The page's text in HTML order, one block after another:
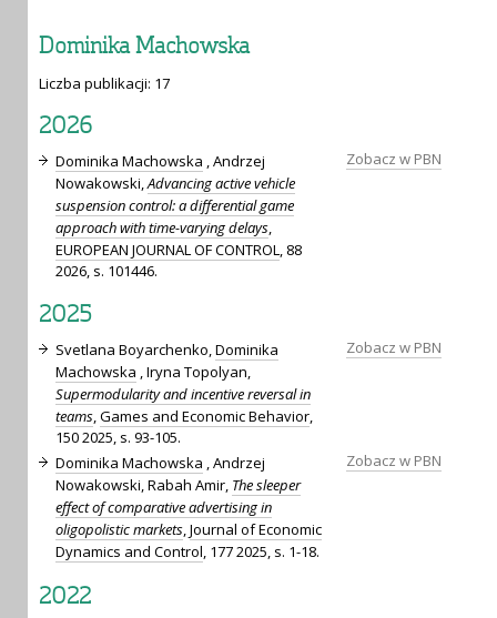
Dominika Machowska
Liczba publikacji: 17
2026
Dominika Machowska , Andrzej
Nowakowski, Advancing active vehicle
suspension control: a differential game
approach with time-varying delays
EUROPEAN JOURNAL OF CONTROL
, 88
2026, s. 101446.
Zobacz w PBN
2025
Svetlana Boyarchenko,Dominika
Machowska , Iryna Topolyan,
Supermodularity and incentive reversal in
teams,Games and Economic Behavior,
150 2025, s. 93-105.
Zobacz w PBN
Dominika Machowska , Andrzej
Nowakowski, Rabah Amir, The sleeper
effect of comparative advertising in
oligopolistic markets,Journal of Economic
Dynamics and Control, 177 2025, s. 1-18.
Zobacz w PBN
2022